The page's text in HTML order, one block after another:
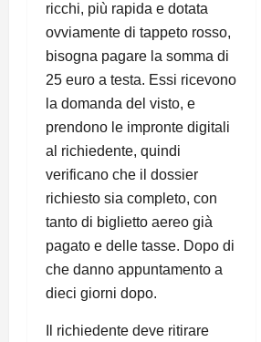
ricchi, più rapida e dotata
ovviamente di tappeto rosso,
bisogna pagare la somma di
25 euro a testa. Essi ricevono
la domanda del visto, e
prendono le impronte digitali
al richiedente, quindi
verificano che il dossier
richiesto sia completo, con
tanto di biglietto aereo già
pagato e delle tasse. Dopo di
che danno appuntamento a
dieci giorni dopo.
Il richiedente deve ritirare